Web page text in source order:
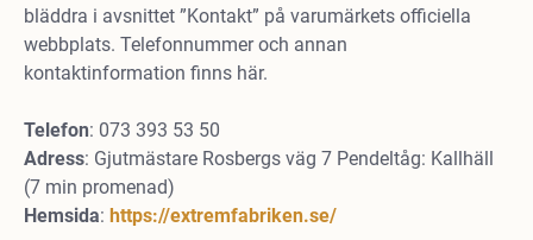
bläddra i avsnittet ”Kontakt” på varumärkets officiella
webbplats. Telefonnummer och annan
kontaktinformation finns här.
Telefon: 073 393 53 50
Adress: Gjutmästare Rosbergs väg 7 Pendeltåg: Kallhäll
(7 min promenad)
Hemsida: https://extremfabriken.se/